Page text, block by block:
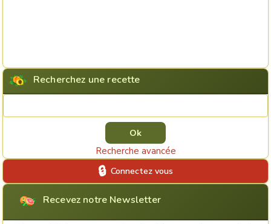
Recherchez une recette
Recherche avancée
Connectez vous
Recevez notre Newsletter